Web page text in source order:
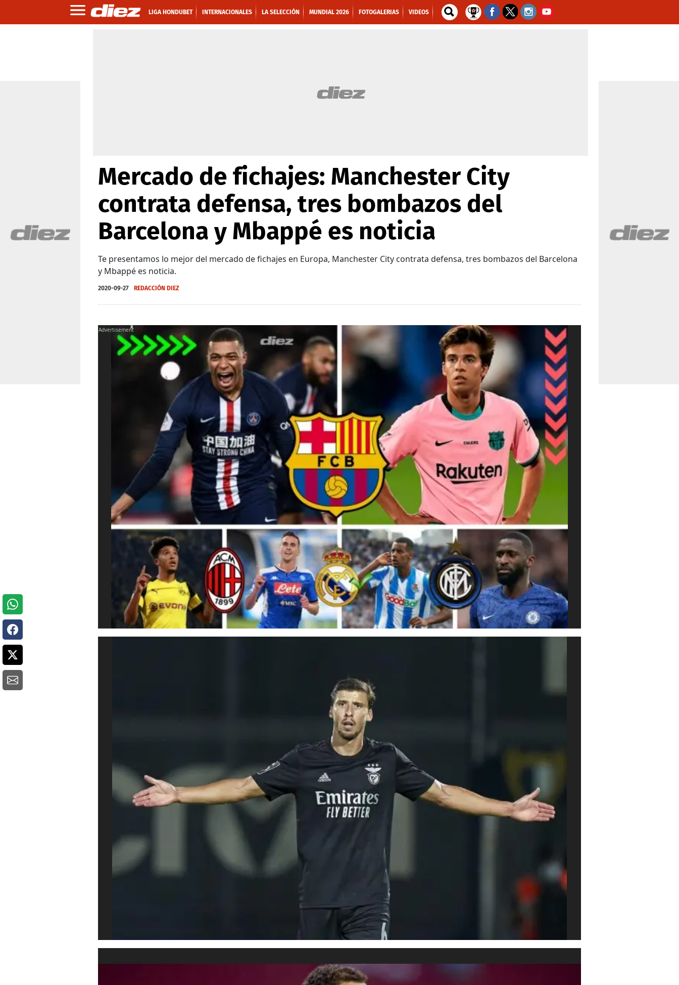
LIGA HONDUBET INTERNACIONALES LA SELECCIÓN MUNDIAL 2026 FOTOGALERIAS VIDEOS
Mercado de fichajes: Manchester City
contrata defensa, tres bombazos del
Barcelona y Mbappé es noticia
Te presentamos lo mejor del mercado de fichajes en Europa, Manchester City contrata defensa, tres bombazos del Barcelona
y Mbappé es noticia.
2020-09-27 REDACCIÓN DIEZ
X